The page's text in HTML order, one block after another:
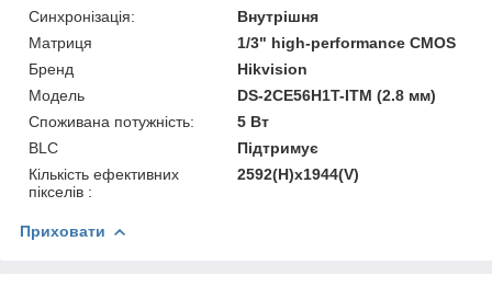
Синхронізація:
Внутрішня
Матриця
1/3" high-performance CMOS
Бренд
Hikvision
Модель
DS-2CE56H1T-ITM (2.8 мм)
Споживана потужність:
5 Вт
BLC
Підтримує
Кількість ефективних
пікселів :
2592(H)х1944(V)
Приховати